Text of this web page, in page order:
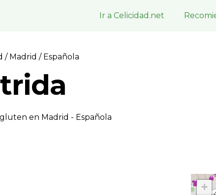
Ir a Celicidad.net
/ Madrid / Española
en Madrid - Española
+